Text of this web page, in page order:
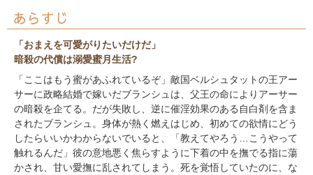
あらすじ
「おまえを可愛がりたいだけだ」
暗殺の代償は溺愛蜜月生活?
「ここはもう蜜があふれているぞ」敵国ベルシュタットの王アー
サーに政略結婚で嫁いだブランシュは、父王の命によりアーサー
の暗殺を企てる。だが失敗し、逆に催淫効果のある自白剤を含ま
されたブランシュ。身体が熱く燃えはじめ、初めての欲情にどう
したらいいかわからないでいると、「教えてやろう…こうやって
触れるんだ」彼の意地悪く焦らすように下着の中を撫でる指に蕩
かされ、甘い愛撫に乱されてしまう。死を覚悟していたのに、な